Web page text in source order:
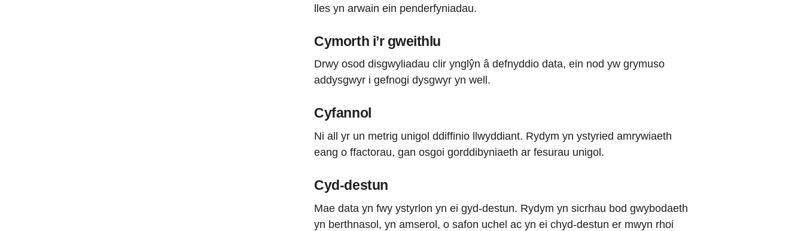
lles yn arwain ein penderfyniadau.
Cymorth i’r gweithlu
Drwy osod disgwyliadau clir ynglŷn â defnyddio data, ein nod yw grymuso
addysgwyr i gefnogi dysgwyr yn well.
Cyfannol
Ni all yr un metrig unigol ddiffinio llwyddiant. Rydym yn ystyried amrywiaeth
eang o ffactorau, gan osgoi gorddibyniaeth ar fesurau unigol.
Cyd-destun
Mae data yn fwy ystyrlon yn ei gyd-destun. Rydym yn sicrhau bod gwybodaeth
yn berthnasol, yn amserol, o safon uchel ac yn ei chyd-destun er mwyn rhoi